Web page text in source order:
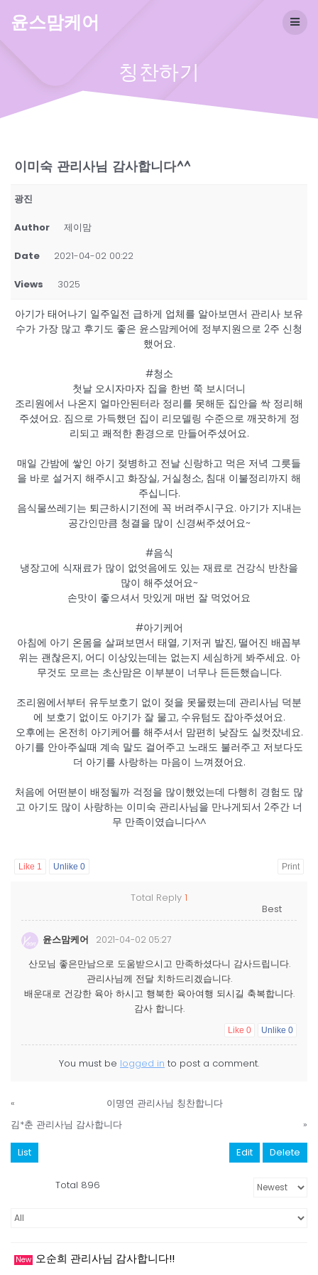
윤스맘케어
칭찬하기
이미숙 관리사님 감사합니다^^
광진
Author 제이맘
Date 2021-04-02 00:22
Views 3025
아기가 태어나기 일주일전 급하게 업체를 알아보면서 관리사 보유
수가 가장 많고 후기도 좋은 윤스맘케어에 정부지원으로 2주 신청
했어요.
#청소
첫날 오시자마자 집을 한번 쭉 보시더니
조리원에서 나온지 얼마안된터라 정리를 못해둔 집안을 싹 정리해
주셨어요. 짐으로 가득했던 집이 리모델링 수준으로 깨끗하게 정
리되고 쾌적한 환경으로 만들어주셨어요.
매일 간밤에 쌓인 아기 젖병하고 전날 신랑하고 먹은 저녁 그릇들
을 바로 설거지 해주시고 화장실, 거실청소, 침대 이불정리까지 해
주십니다.
음식물쓰레기는 퇴근하시기전에 꼭 버려주시구요. 아기가 지내는
공간인만큼 청결을 많이 신경써주셨어요~
#음식
냉장고에 식재료가 많이 없엇음에도 있는 재료로 건강식 반찬을
많이 해주셨어요~
손맛이 좋으셔서 맛있게 매번 잘 먹었어요
#아기케어
아침에 아기 온몸을 살펴보면서 태열, 기저귀 발진, 떨어진 배꼽부
위는 괜찮은지, 어디 이상있는데는 없는지 세심하게 봐주세요. 아
무것도 모르는 초산맘은 이부분이 너무나 든든했습니다.
조리원에서부터 유두보호기 없이 젖을 못물렸는데 관리사님 덕분
에 보호기 없이도 아기가 잘 물고, 수유텀도 잡아주셨어요.
오후에는 온전히 아기케어를 해주셔서 맘편히 낮잠도 실컷잤네요.
아기를 안아주실때 계속 말도 걸어주고 노래도 불러주고 저보다도
더 아기를 사랑하는 마음이 느껴졌어요.
처음에 어떤분이 배정될까 걱정을 많이했었는데 다행히 경험도 많
고 아기도 많이 사랑하는 이미숙 관리사님을 만나게되서 2주간 너
무 만족이였습니다^^
Like 1 Unlike 0 Print
Total Reply 1
윤스맘케어 2021-04-02 05:27
산모님 좋은만남으로 도움받으시고 만족하셨다니 감사드립니다.
관리사님께 전달 치하드리겠습니다.
배운대로 건강한 육아 하시고 행북한 육아여행 되시길 축복합니다.
감사 합니다.
Like 0 Unlike 0
You must be logged in to post a comment.
«
이명연 관리사님 칭찬합니다
김*춘 관리사님 감사합니다
»
List Edit Delete
Total 896
New 오순희 관리사님 감사합니다!!